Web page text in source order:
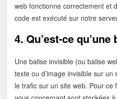
web fonctionne correctement et
code est exécuté sur notre
4. Qu’est-ce
Une balise invisible (ou balise
texte ou d’image invisible sur
le trafic sur un site web. Pour ce